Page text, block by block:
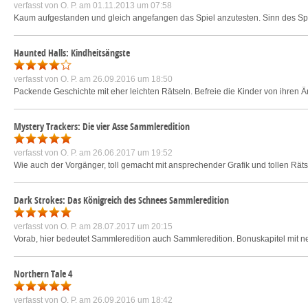
verfasst von O. P. am 01.11.2013 um 07:58
Kaum aufgestanden und gleich angefangen das Spiel anzutesten. Sinn des
Haunted Halls: Kindheitsängste
verfasst von O. P. am 26.09.2016 um 18:50
Packende Geschichte mit eher leichten Rätseln. Befreie die Kinder von ihren
Mystery Trackers: Die vier Asse Sammleredition
verfasst von O. P. am 26.06.2017 um 19:52
Wie auch der Vorgänger, toll gemacht mit ansprechender Grafik und tollen
Dark Strokes: Das Königreich des Schnees Sammleredition
verfasst von O. P. am 28.07.2017 um 20:15
Vorab, hier bedeutet Sammleredition auch Sammleredition. Bonuskapitel mit
Northern Tale 4
verfasst von O. P. am 26.09.2016 um 18:42